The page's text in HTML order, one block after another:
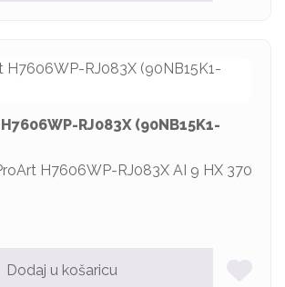
RJ083X (90NB15K1-
H7606WP-RJ083X AI 9 HX 370
Dodaj u košaricu